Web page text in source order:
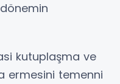
kutuplaşma ve
ermesini temenni